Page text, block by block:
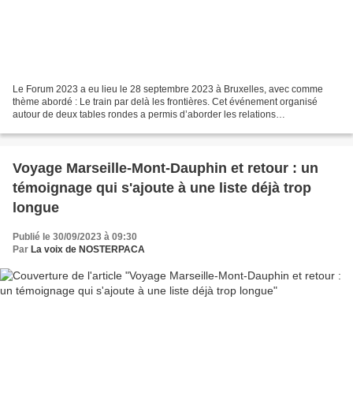
Le Forum 2023 a eu lieu le 28 septembre 2023 à Bruxelles, avec comme
thème abordé : Le train par delà les frontières. Cet événement organisé
autour de deux tables rondes a permis d’aborder les relations
Voyage Marseille-Mont-Dauphin et retour : un
témoignage qui s'ajoute à une liste déjà trop
longue
Publié le 30/09/2023 à 09:30
Par La voix de NOSTERPACA